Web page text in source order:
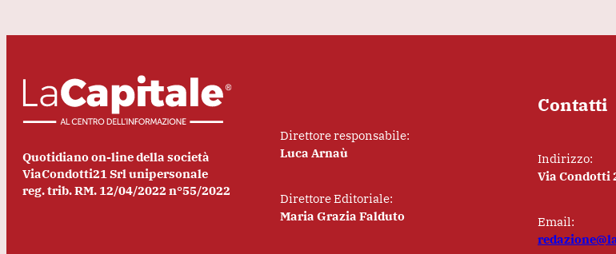
Quotidiano on-line della società
ViaCondotti21 Srl unipersonale
reg. trib. RM. 12/04/2022 n°55/2022
Direttore responsabile:
Luca Arnaù
Direttore Editoriale:
Maria Grazia Falduto
Contatti
Indirizzo:
Via Condotti
Email: